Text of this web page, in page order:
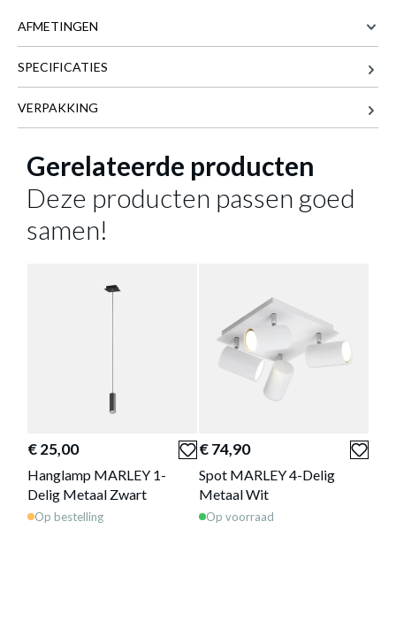
AFMETINGEN
DIEPTE
HOOGTE 45 cm
Meer afmetingen
SPECIFICATIES
VERPAKKING
Gerelateerde producten
Deze producten passen goed
samen!
€ 25,00
Hanglamp MARLEY 1-
Delig Metaal Zwart
Op bestelling
€ 74,90
Spot MARLEY 4-Delig
Metaal Wit
Op voorraad
TAFELLAMP MARLEY METAAL ZWART
Productnummer: Y11300023348
€ 34,00
of verder winkelen
Deze producten passen goed
samen!